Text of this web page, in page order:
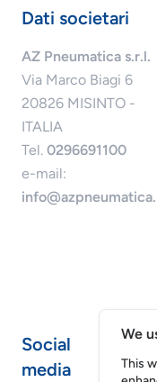
Dati societari
AZ Pneumatica s.r.l.
Via Marco Biagi 6
20826 MISINTO -
ITALIA
Tel. 0296691100
e-mail:
Social
media
We
This